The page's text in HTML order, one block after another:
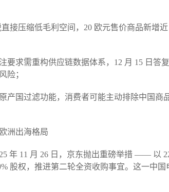
直接压缩低毛利空间，20 欧元售价商品新增
要求需重构供应链数据体系，12 月 15 日答
险；​
产国过滤功能，消费者可能主动排除中国商
洲出海格局​
年 11 月 26 日，京东抛出重磅举措 —— 以
股权，推进第二轮全资收购事宜。这一中